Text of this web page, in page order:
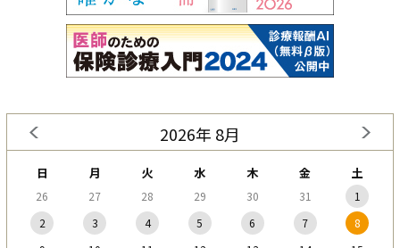
2026年 8月
日 月 火 水 木 金 土
26 27 28 29 30 31
1
2
3 4 5 6 7
8